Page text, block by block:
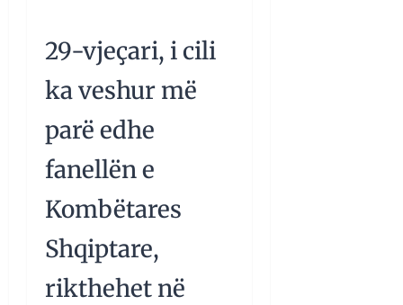
29-vjeçari, i cili
ka veshur më
parë edhe
fanellën e
Kombëtares
Shqiptare,
rikthehet në